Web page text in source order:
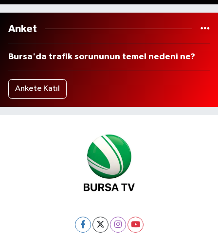
Anket
Bursa'da trafik sorununun temel nedeni ne?
Ankete Katıl